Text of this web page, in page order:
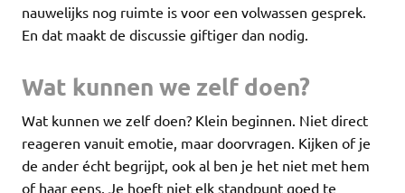
nauwelijks nog ruimte is voor een volwassen gesprek.
En dat maakt de discussie giftiger dan nodig.
Wat kunnen we zelf doen?
Wat kunnen we zelf doen? Klein beginnen. Niet direct
reageren vanuit emotie, maar doorvragen. Kijken of je
de ander écht begrijpt, ook al ben je het niet met hem
of haar eens. Je hoeft niet elk standpunt goed te